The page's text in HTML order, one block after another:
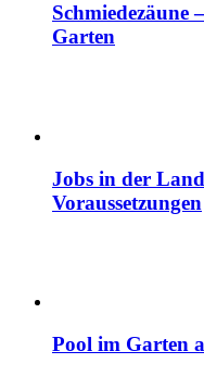
Schmiedezäune
Garten
Jobs in der
Voraussetzungen
Pool im Garten